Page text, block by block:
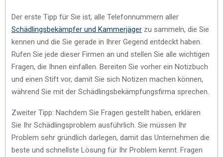
Der erste Tipp für Sie ist, alle Telefonnummern aller
Schädlingsbekämpfer und Kammerjäger zu sammeln, die Sie
kennen und die Sie gerade in Ihrer Gegend entdeckt haben.
Rufen Sie jede dieser Firmen an und stellen Sie alle wichtigen
Fragen, die Ihnen einfallen. Bereiten Sie vorher ein Notizbuch
und einen Stift vor, damit Sie sich Notizen machen können,
während Sie mit der Schädlingsbekämpfungsfirma sprechen.
Zweiter Tipp: Nachdem Sie Fragen gestellt haben, erklären
Sie Ihr Schädlingsproblem ausführlich. Sie müssen Ihr
Problem sehr gründlich darlegen, damit das Unternehmen die
beste und schnellste Lösung für Ihr Problem kennt. Fragen